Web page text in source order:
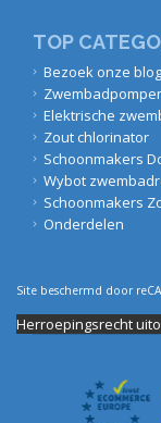
TOP
Bezoek onze blog
Elektrische
Zout chlorinator
Schoonmakers
Wybot
Schoonmakers
Onderdelen
Site beschermd door
Herroepingsrecht